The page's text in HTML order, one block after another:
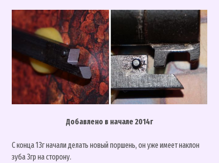
Добавлено в начале 2014г
С конца 13г начали делать новый поршень, он уже имеет наклон
зуба 3гр на сторону.